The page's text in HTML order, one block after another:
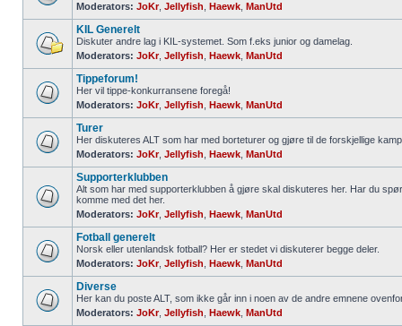
Moderators: JoKr, Jellyfish Haewk ManUtd
KIL Generelt
Diskuter andre lag i KIL-systemet. Som f.eks junior og damelag.
Moderators: JoKr, Jellyfish Haewk ManUtd
Tippeforum!
Her vil tippe-konkurransene foregå!
Moderators: JoKr, Jellyfish Haewk ManUtd
Turer
Her diskuteres ALT som har med borteturer og gjøre til de forskjellige
Moderators: JoKr, Jellyfish Haewk ManUtd
Supporterklubben
Alt som har med supporterklubben å gjøre skal diskuteres her. Har du
komme med det her.
Moderators: JoKr, Jellyfish Haewk ManUtd
Fotball generelt
Norsk eller utenlandsk fotball? Her er stedet vi diskuterer begge deler.
Moderators: JoKr, Jellyfish Haewk ManUtd
Diverse
Her kan du poste ALT, som ikke går inn i noen av de andre emnene
Moderators: JoKr, Jellyfish Haewk ManUtd